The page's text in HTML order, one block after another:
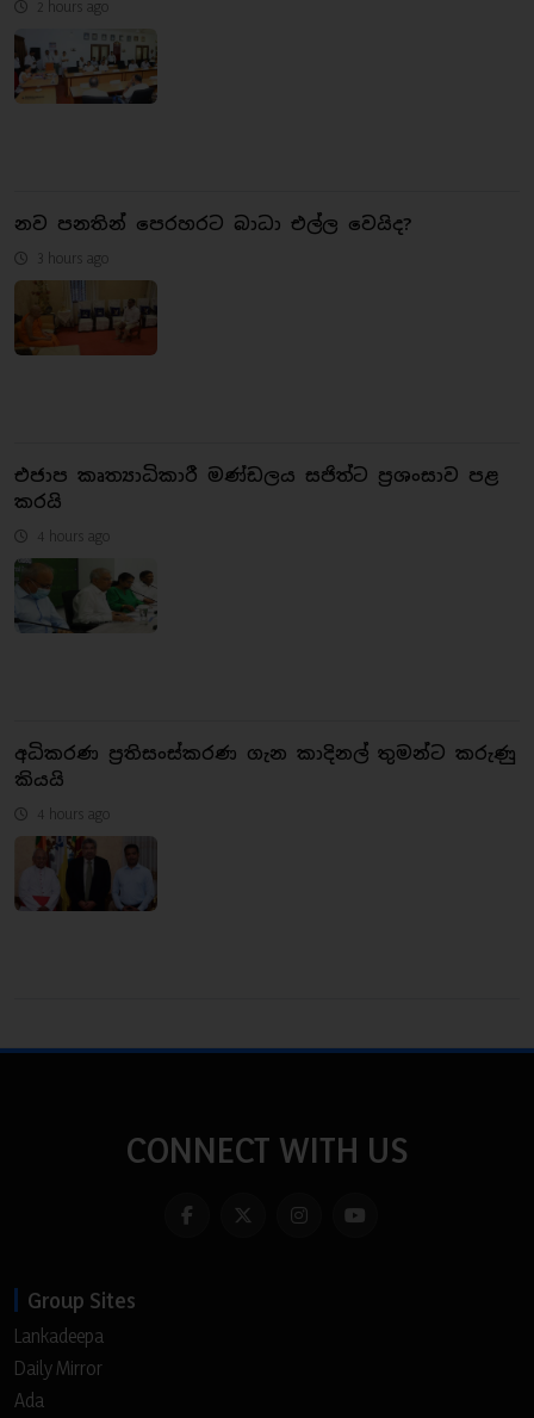
2 hours ago
නව පනතින් පෙරහරට බාධා එල්ල වෙයිද?
3 hours ago
එජාප කෘත්‍යාධිකාරී මණ්ඩලය සජිත්ට ප්‍රශංසාව පළ
කරයි
4 hours ago
අධිකරණ ප්‍රතිසංස්කරණ ගැන කාදිනල් තුමන්ට කරුණු
කියයි
4 hours ago
CONNECT WITH US
Group Sites
Lankadeepa
Daily Mirror
Ada